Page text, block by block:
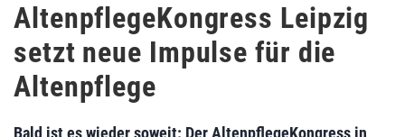
AltenpflegeKongress Leipzig
setzt neue Impulse für die
Altenpflege
Bald ist es wieder soweit: Der AltenpflegeKongress in